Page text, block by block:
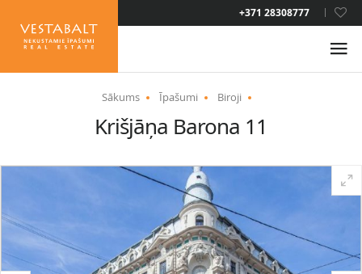
+371 28308777
LAT
ENG
JAUNUMI
PAKALPOJUMI
Sākums Īpašumi Biroji
Krišjāņa Barona 11